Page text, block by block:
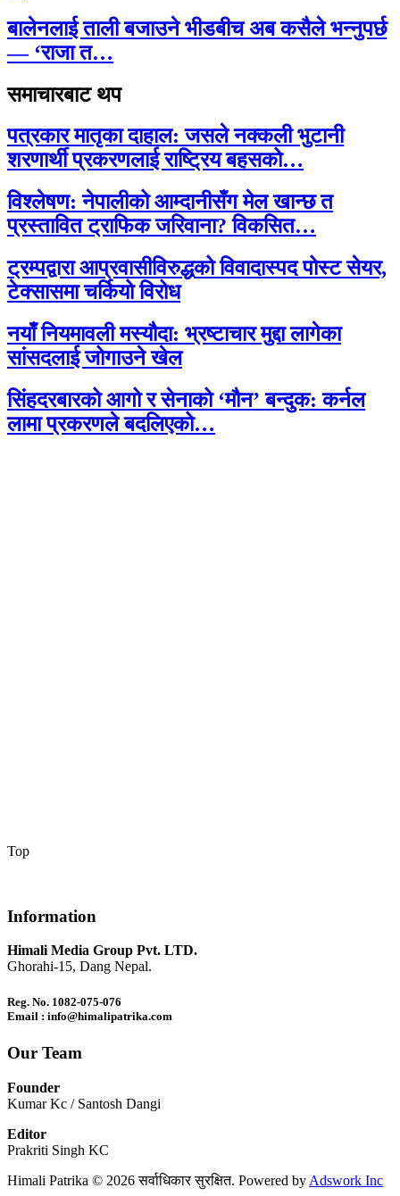
बालेनलाई ताली बजाउने भीडबीच अब कसैले भन्नुपर्छ
— ‘राजा त…
समाचारबाट थप
पत्रकार मातृका दाहाल: जसले नक्कली भुटानी
शरणार्थी प्रकरणलाई राष्ट्रिय बहसको…
विश्लेषण: नेपालीको आम्दानीसँग मेल खान्छ त
प्रस्तावित ट्राफिक जरिवाना? विकसित…
ट्रम्पद्वारा आप्रवासीविरुद्धको विवादास्पद पोस्ट सेयर,
टेक्सासमा चर्कियो विरोध
नयाँ नियमावली मस्यौदा: भ्रष्टाचार मुद्दा लागेका
सांसदलाई जोगाउने खेल
सिंहदरबारको आगो र सेनाको ‘मौन’ बन्दुक: कर्नल
लामा प्रकरणले बदलिएको…
Top
Information
Himali Media Group Pvt. LTD.
Ghorahi-15, Dang Nepal.
Reg. No. 1082-075-076
Email : info@himalipatrika.com
Our Team
Founder
Kumar Kc / Santosh Dangi
Editor
Prakriti Singh KC
Himali Patrika © 2026 सर्वाधिकार सुरक्षित. Powered by Adswork Inc